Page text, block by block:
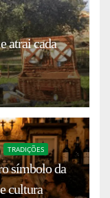
atrai cada
TRADIÇÕES
símbolo da
cultura